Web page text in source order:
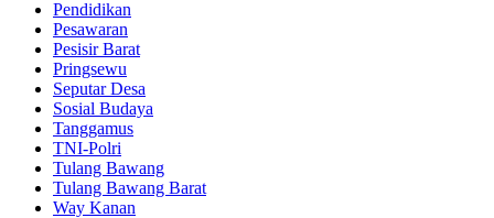
Pendidikan
Pesawaran
Pesisir Barat
Pringsewu
Seputar Desa
Sosial Budaya
Tanggamus
TNI-Polri
Tulang Bawang
Tulang Bawang Barat
Way Kanan